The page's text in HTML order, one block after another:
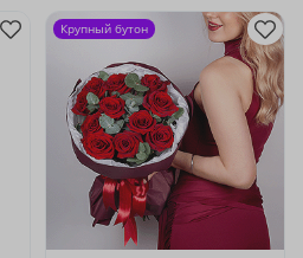
Крупный бутон